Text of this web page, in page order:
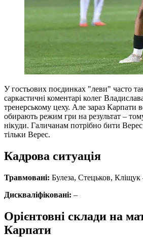
У гостьових поєдинках "леви" часто
саркастичні коментарі колег
тренерському цеху. Але зараз Карпати
обирають режим гри на результат –
нікуди. Галичанам потрібно бити Верес
тільки Верес.
Кадрова ситуація
Травмовані: Булеза, Стецьков, Кліщук
Дискваліфіковані: –
Орієнтовні склади на
Карпати